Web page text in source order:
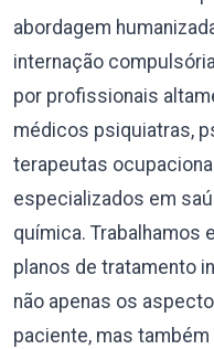
abordagem
internação
por profissionais
médicos psiquiatras,
terapeutas
especializados em
química. Trabalhamos
planos de tratamento
não apenas os
paciente, mas